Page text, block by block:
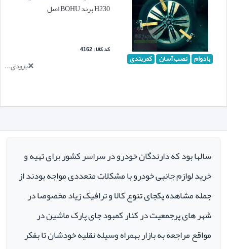
بادوام نصب آسان کمربندی
H230 برند BOHU اصل
کد کالا : 4162
بزودی...
سالها بود که دارندگان خودرو در سراسر کشور برای تهیه و
خرید لوازم جانبی خودرو با مشکلات متعددی مواجه بودند از
جمله مشاهده یکجای تنوع کالا و ترافیک زیاد مخصوصا در
شهر های پرجمعیت در کنار کمبود جای پارک ماشین در
مواقع مراجعه به بازار بهمراه وسیله نقلیه خودشان تا بفکر